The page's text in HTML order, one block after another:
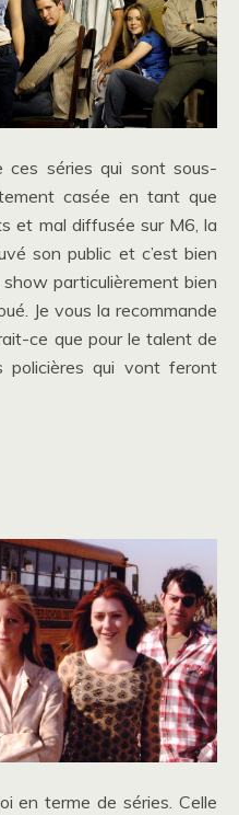
séries qui sont sous-
casée en tant que
et mal diffusée sur M6, la
son public et c’est bien
show particulièrement bien
Je vous la recommande
ce que pour le talent de
policières qui vont feront
en terme de séries. Celle